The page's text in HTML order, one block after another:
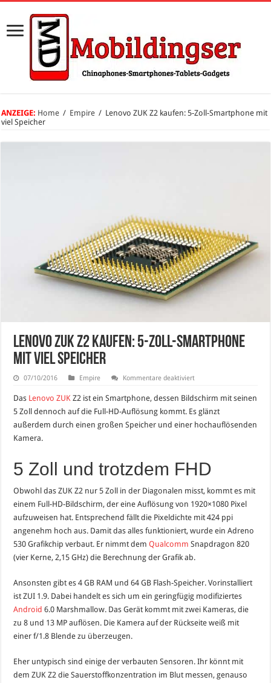
ANZEIGE: Home / Empire / Lenovo ZUK Z2 kaufen: 5-Zoll-Smartphone mit
viel Speicher
Lenovo ZUK Z2 kaufen: 5-Zoll-Smartphone
mit viel Speicher
07/10/2016 Empire Kommentare deaktiviertfür
ZUK
Z2
kaufen:
5-
Zoll-
Das Lenovo ZUK Z2 ist ein Smartphone, dessen Bildschirm mit seinen
5 Zoll dennoch auf die Full-HD-Auflösung kommt. Es glänzt
außerdem durch einen großen Speicher und einer hochauflösenden
Kamera.
5 Zoll und trotzdem FHD
Obwohl das ZUK Z2 nur 5 Zoll in der Diagonalen misst, kommt es mit
einem Full-HD-Bildschirm, der eine Auflösung von 1920×1080 Pixel
aufzuweisen hat. Entsprechend fällt die Pixeldichte mit 424 ppi
angenehm hoch aus. Damit das alles funktioniert, wurde ein Adreno
530 Grafikchip verbaut. Er nimmt demQualcomm Snapdragon 820
(vier Kerne, 2,15 GHz) die Berechnung der Grafik ab.
Ansonsten gibt es 4 GB RAM und 64 GB Flash-Speicher. Vorinstalliert
ist ZUI 1.9. Dabei handelt es sich um ein geringfügig modifiziertes
Android 6.0 Marshmallow. Das Gerät kommt mit zwei Kameras, die
zu 8 und 13 MP auflösen. Die Kamera auf der Rückseite weiß mit
einer f/1.8 Blende zu überzeugen.
Eher untypisch sind einige der verbauten Sensoren. Ihr könnt mit
dem ZUK Z2 die Sauerstoffkonzentration im Blut messen, genauso